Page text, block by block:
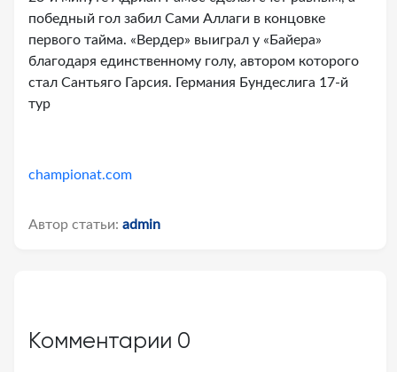
победный гол забил Сами Аллаги в концовке
первого тайма. «Вердер» выиграл у «Байера»
благодаря единственному голу, автором которого
стал Сантьяго Гарсия. Германия Бундеслига 17-й
тур
championat.com
Автор статьи: admin
Комментарии 0